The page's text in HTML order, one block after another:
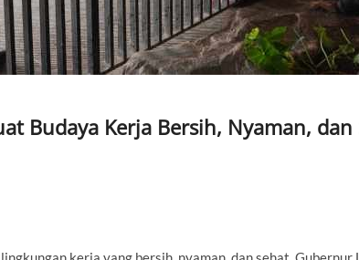
Budaya Kerja Bersih, Nyaman, dan